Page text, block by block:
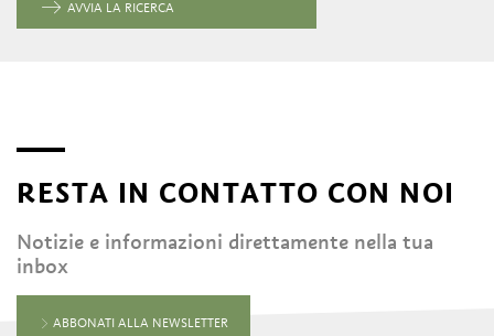
AVVIA LA RICERCA
RESTA IN CONTATTO CON NOI
Notizie e informazioni direttamente nella tua
inbox
ABBONATI ALLA NEWSLETTER